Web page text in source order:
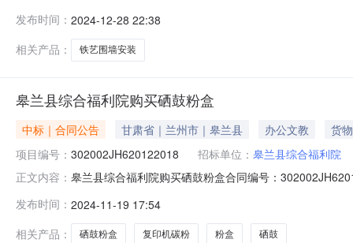
工程咨询有限公司是否允许多次竞价否是否重大项目否
发布时间： 2024-12-28 22:38
相关产品：
铁艺围墙安装
皋兰县综合福利院购买硒鼓粉盒
中标｜合同公告 甘肃省｜兰州市｜皋兰县 办公文教
货物
项目编号： 302002JH620122018 招标单位： 皋兰县综合福利院
正文内容： 皋兰县综合福利院购买硒鼓粉盒合同编号：
合同扩展信息是否为ppp：是否联合体：牵头单位：组成
发布时间： 2024-11-19 17:54
相关产品：
硒鼓粉盒 复印机碳粉 粉盒 硒鼓